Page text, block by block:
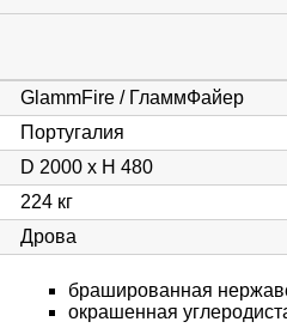
GlammFire / ГламмФайер
Португалия
D 2000 х Н 480
224 кг
Дрова
брашированная
окрашенная